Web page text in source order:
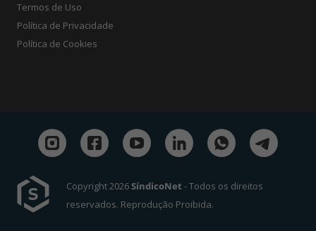
Termos de Uso
Política de Privacidade
Política de Cookies
Copyright 2026SíndicoNet - Todos os direitos
reservados. Reprodução Proibida.